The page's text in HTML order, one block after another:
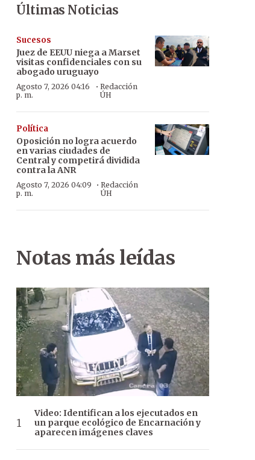
Últimas Noticias
Sucesos
Juez de EEUU niega a Marset
visitas confidenciales con su
abogado uruguayo
Agosto 7, 2026 04:16
p. m.
·Redacción
ÚH
Política
Oposición no logra acuerdo
en varias ciudades de
Central y competirá dividida
contra la ANR
Agosto 7, 2026 04:09
p. m.
· Redacción
ÚH
Notas más leídas
Video: Identifican a los ejecutados en
un parque ecológico de Encarnación y
aparecen imágenes claves